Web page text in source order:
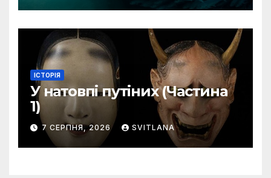
ІСТОРІЯ
У натовпі путіних (Частина
1)
7 СЕРПНЯ, 2026 SVITLANA